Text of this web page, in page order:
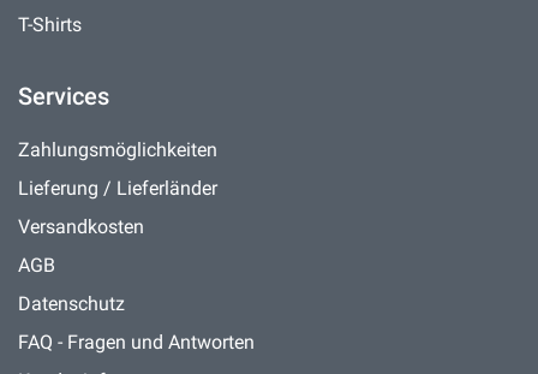
T-Shirts
Services
Zahlungsmöglichkeiten
Lieferung / Lieferländer
Versandkosten
AGB
Datenschutz
FAQ - Fragen und Antworten